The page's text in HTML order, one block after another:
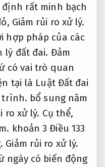
rất minh bạch
Giảm rủi ro xử lý.
hợp pháp của các
lý đất đai. Đảm
có vai trò quan
tại là Luật Đất đai
trình. bổ sung năm
ro xử lý. Cụ thể,
khoản 3 Điều 133
Giảm rủi ro xử lý.
ngày có biến động